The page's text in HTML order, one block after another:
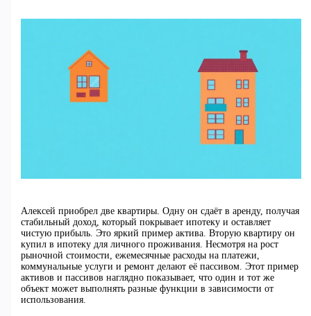
Алексей приобрел две квартиры. Одну он сдаёт в аренду, получая
стабильный доход, который покрывает ипотеку и оставляет
чистую прибыль. Это яркий пример актива. Вторую квартиру он
купил в ипотеку для личного проживания. Несмотря на рост
рыночной стоимости, ежемесячные расходы на платежи,
коммунальные услуги и ремонт делают её пассивом. Этот пример
активов и пассивов наглядно показывает, что один и тот же
объект может выполнять разные функции в зависимости от
использования.